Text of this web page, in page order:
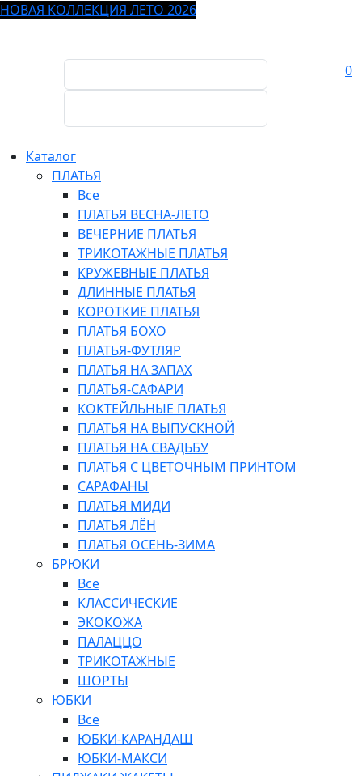
НОВАЯ КОЛЛЕКЦИЯ ЛЕТО 2026
0
Каталог
ПЛАТЬЯ
Все
ПЛАТЬЯ ВЕСНА-ЛЕТО
ВЕЧЕРНИЕ ПЛАТЬЯ
ТРИКОТАЖНЫЕ ПЛАТЬЯ
КРУЖЕВНЫЕ ПЛАТЬЯ
ДЛИННЫЕ ПЛАТЬЯ
КОРОТКИЕ ПЛАТЬЯ
ПЛАТЬЯ БОХО
ПЛАТЬЯ-ФУТЛЯР
ПЛАТЬЯ НА ЗАПАХ
ПЛАТЬЯ-САФАРИ
КОКТЕЙЛЬНЫЕ ПЛАТЬЯ
ПЛАТЬЯ НА ВЫПУСКНОЙ
ПЛАТЬЯ НА СВАДЬБУ
ПЛАТЬЯ С ЦВЕТОЧНЫМ ПРИНТОМ
САРАФАНЫ
ПЛАТЬЯ МИДИ
ПЛАТЬЯ ЛЁН
ПЛАТЬЯ ОСЕНЬ-ЗИМА
БРЮКИ
Все
КЛАССИЧЕСКИЕ
ЭКОКОЖА
ПАЛАЦЦО
ТРИКОТАЖНЫЕ
ШОРТЫ
ЮБКИ
Все
ЮБКИ-КАРАНДАШ
ЮБКИ-МАКСИ